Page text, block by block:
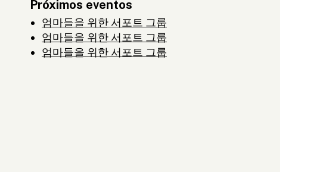
Próximos eventos
엄마들을 위한 서포트 그룹
엄마들을 위한 서포트 그룹
엄마들을 위한 서포트 그룹